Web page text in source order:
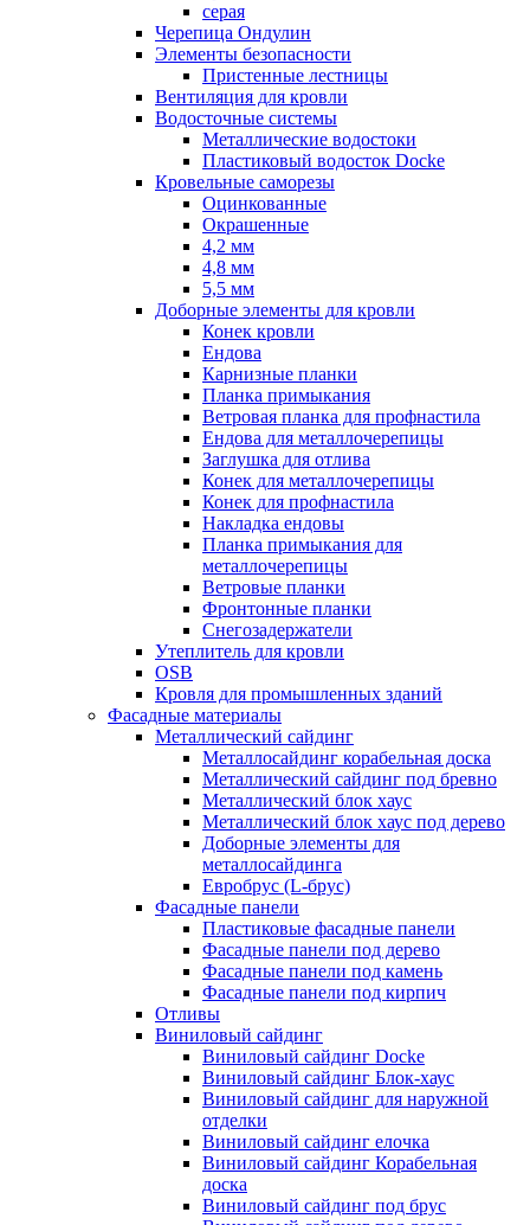
серая
Черепица Ондулин
Элементы безопасности
Пристенные лестницы
Вентиляция для кровли
Водосточные системы
Металлические водостоки
Пластиковый водосток Docke
Кровельные саморезы
Оцинкованные
Окрашенные
4,2 мм
4,8 мм
5,5 мм
Доборные элементы для кровли
Конек кровли
Ендова
Карнизные планки
Планка примыкания
Ветровая планка для профнастила
Ендова для металлочерепицы
Заглушка для отлива
Конек для металлочерепицы
Конек для профнастила
Накладка ендовы
Планка примыкания для
металлочерепицы
Ветровые планки
Фронтонные планки
Снегозадержатели
Утеплитель для кровли
OSB
Кровля для промышленных зданий
Фасадные материалы
Металлический сайдинг
Металлосайдинг корабельная доска
Металлический сайдинг под бревно
Металлический блок хаус
Металлический блок хаус под дерево
Доборные элементы для
металлосайдинга
Евробрус (L-брус)
Фасадные панели
Пластиковые фасадные панели
Фасадные панели под дерево
Фасадные панели под камень
Фасадные панели под кирпич
Отливы
Виниловый сайдинг
Виниловый сайдинг Docke
Виниловый сайдинг Блок-хаус
Виниловый сайдинг для наружной
отделки
Виниловый сайдинг елочка
Виниловый сайдинг Корабельная
доска
Виниловый сайдинг под брус